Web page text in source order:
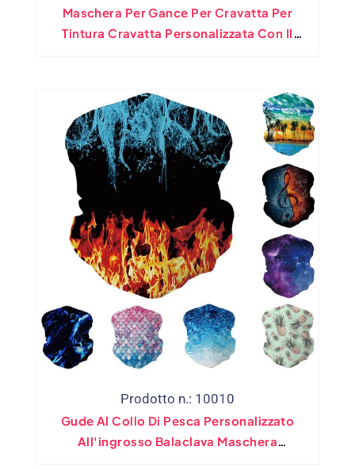
Maschera Per Gance Per Cravatta Per
Tintura Cravatta Personalizzata Con Il
Prodotto n.: 10010
Gude Al Collo Di Pesca Personalizzato
All'ingrosso Balaclava Maschera